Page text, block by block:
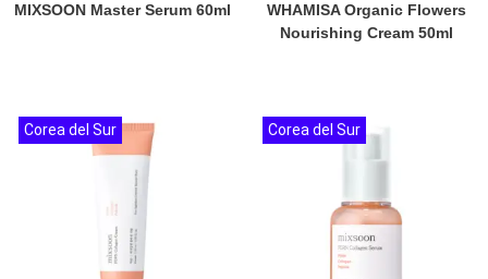
MIXSOON Master Serum 60ml
WHAMISA Organic Flowers
Nourishing Cream 50ml
Corea del Sur Corea del Sur